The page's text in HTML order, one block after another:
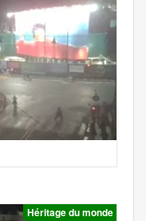
Héritage du monde